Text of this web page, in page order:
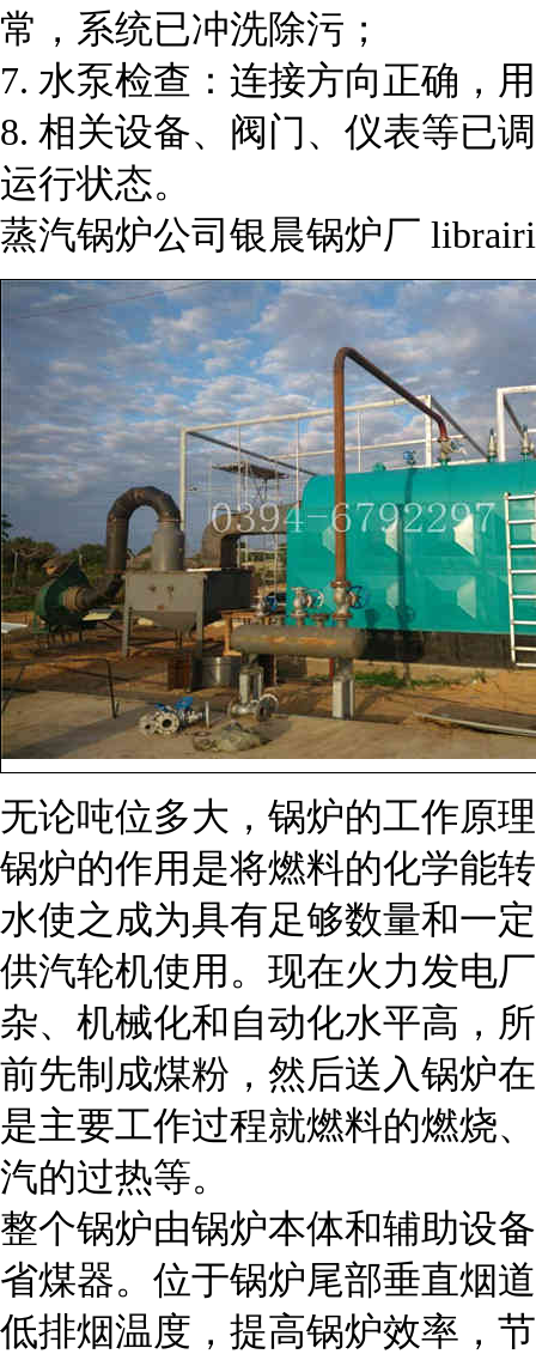
常，系统已冲洗除污；
7. 水泵检查：连接方向正确，
8. 相关设备、阀门、仪表等已
运行状态。
蒸汽锅炉公司银晨锅炉厂
无论吨位多大，锅炉的工作原
锅炉的作用是将燃料的化学能
水使之成为具有足够数量和一
供汽轮机使用。现在火力发电
杂、机械化和自动化水平高，
前先制成煤粉，然后送入锅炉
是主要工作过程就燃料的燃烧
汽的过热等。
整个锅炉由锅炉本体和辅助设
省煤器。位于锅炉尾部垂直烟
低排烟温度，提高锅炉效率，